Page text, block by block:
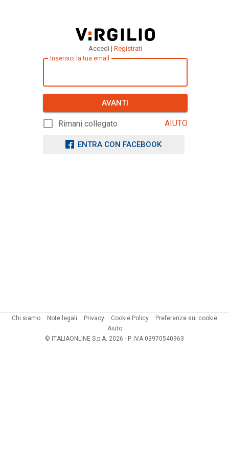
Accedi | Registrati
Inserisci la tua email
AVANTI
Rimani collegato AIUTO
ENTRA CON FACEBOOK
Chi siamo Note legali Privacy Cookie Policy
Preferenze sui cookie
Aiuto
© ITALIAONLINE S.p.A. 2026 - P. IVA 03970540963